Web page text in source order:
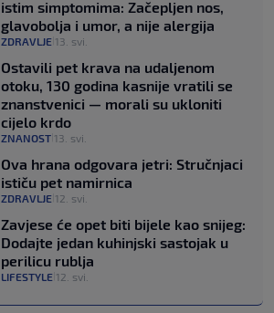
istim simptomima: Začepljen nos,
glavobolja i umor, a nije alergija
ZDRAVLJE 13. svi.
Ostavili pet krava na udaljenom
otoku, 130 godina kasnije vratili se
znanstvenici — morali su ukloniti
cijelo krdo
ZNANOST 13. svi.
Ova hrana odgovara jetri: Stručnjaci
ističu pet namirnica
ZDRAVLJE 12. svi.
Zavjese će opet biti bijele kao snijeg:
Dodajte jedan kuhinjski sastojak u
perilicu rublja
LIFESTYLE 12. svi.